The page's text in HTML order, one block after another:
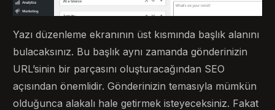
Yazı düzenleme ekranının üst kısmında başlık alanını
bulacaksınız. Bu başlık aynı zamanda gönderinizin
URL’sinin bir parçasını oluşturacağından SEO
açısından önemlidir. Gönderinizin temasıyla mümkün
olduğunca alakalı hale getirmek isteyeceksiniz. Fakat